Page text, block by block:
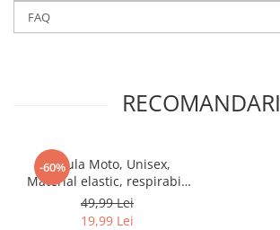
FAQ
RECOMANDARI
-60%
Cagula Moto, Unisex,
Material elastic, respirabil,
Marime universala
49,99 Lei
19,99 Lei